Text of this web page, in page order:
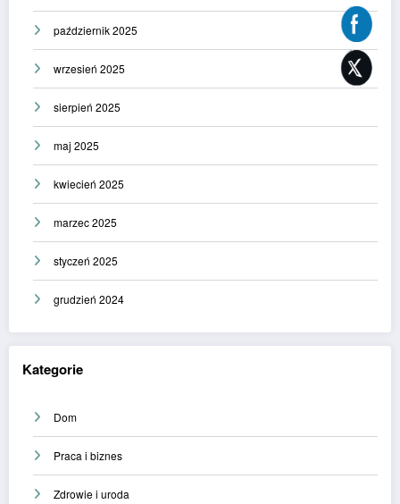
październik 2025
wrzesień 2025
sierpień 2025
maj 2025
kwiecień 2025
marzec 2025
styczeń 2025
grudzień 2024
Kategorie
Dom
Praca i biznes
Zdrowie i uroda